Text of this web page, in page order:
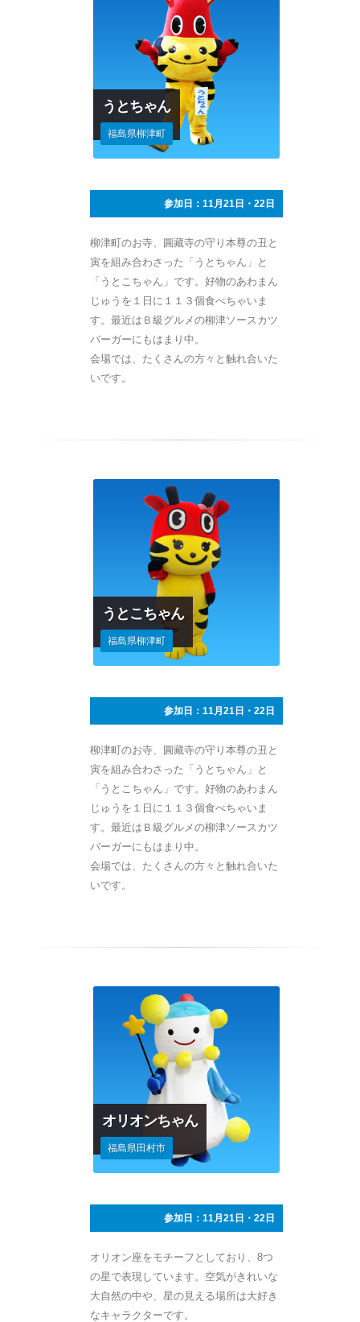
うとちゃん
福島県柳津町
参加日：11月21日・22日
柳津町のお寺、圓藏寺の守り本尊の丑と
寅を組み合わさった「うとちゃん」と
「うとこちゃん」です。好物のあわまん
じゅうを１日に１１３個食べちゃいま
す。最近はＢ級グルメの柳津ソースカツ
バーガーにもはまり中。
会場では、たくさんの方々と触れ合いた
いです。
うとこちゃん
福島県柳津町
参加日：11月21日・22日
柳津町のお寺、圓藏寺の守り本尊の丑と
寅を組み合わさった「うとちゃん」と
「うとこちゃん」です。好物のあわまん
じゅうを１日に１１３個食べちゃいま
す。最近はＢ級グルメの柳津ソースカツ
バーガーにもはまり中。
会場では、たくさんの方々と触れ合いた
いです。
オリオンちゃん
福島県田村市
参加日：11月21日・22日
オリオン座をモチーフとしており、8つ
の星で表現しています。空気がきれいな
大自然の中や、星の見える場所は大好き
なキャラクターです。